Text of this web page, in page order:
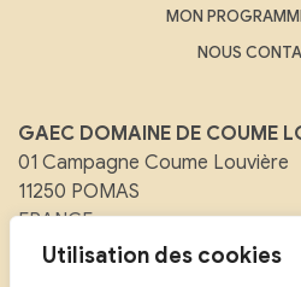
Utilisation des cookies
MON
NOUS
GAEC DOMAINE DE COUME
01 Campagne Coume Louvière
11250 POMAS
FRANCE
Email :